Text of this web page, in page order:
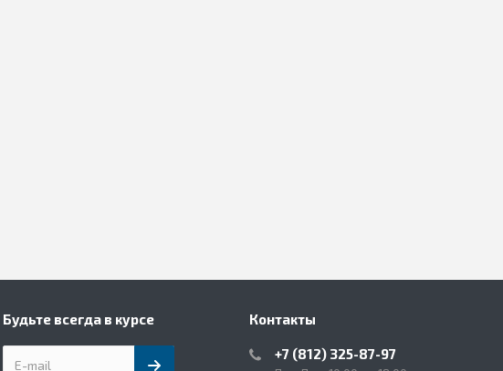
Будьте всегда в курсе Контакты
+7 (812) 325-87-97